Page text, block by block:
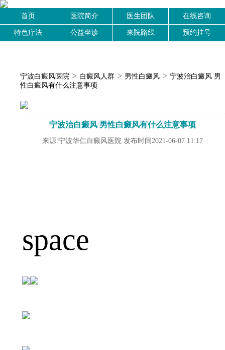
首页 医院简介 医生团队 在线咨询
特色疗法 公益坐诊 来院路线 预约挂号
宁波白癜风医院 > 白癜风人群 > 男性白癜风 > 宁波治白癜风 男
性白癜风有什么注意事项
宁波治白癜风 男性白癜风有什么注意事项
来源:宁波华仁白癜风医院 发布时间2021-06-07 11:17
space